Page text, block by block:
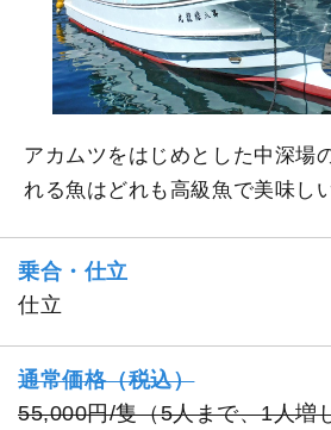
アカムツをはじめとした中深場
れる魚はどれも高級魚で美味し
乗合・仕立
仕立
通常価格（税込）
55,000円/隻（5人まで、1人増